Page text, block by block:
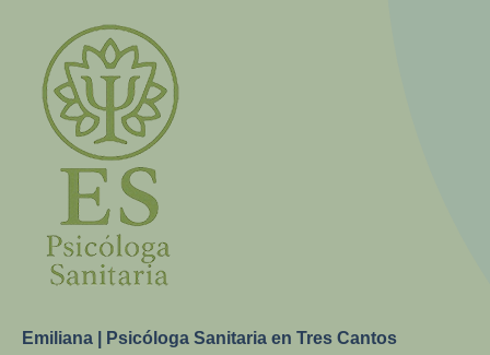
Emiliana | Psicóloga Sanitaria en Tres Cantos